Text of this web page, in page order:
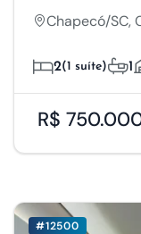
Chapecó/SC,
2(1 suíte) 1
R$
#12500